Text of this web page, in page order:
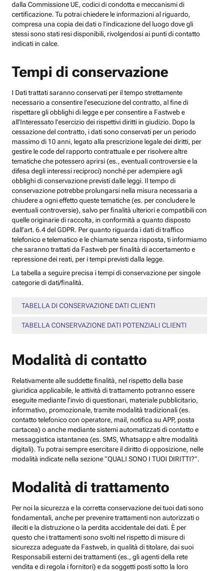
dalla Commissione UE, codici di condotta e meccanismi di
certificazione. Tu potrai chiedere le informazioni al riguardo,
compresa una copia dei dati o l’indicazione del luogo dove gli
stessi sono stati resi disponibili, rivolgendosi ai punti di contatto
indicati in calce.
Tempi di conservazione
I Dati trattati saranno conservati per il tempo strettamente
necessario a consentire l’esecuzione del contratto, al fine di
rispettare gli obblighi di legge e per consentire a Fastweb e
all’Interessato l’esercizio dei rispettivi diritti in giudizio. Dopo la
cessazione del contratto, i dati sono conservati per un periodo
massimo di 10 anni, legato alla prescrizione legale dei diritti, per
gestire le code del rapporto contrattuale e per risolvere altre
tematiche che potessero aprirsi (es., eventuali controversie e la
difesa degli interessi reciproci) nonché per adempiere agli
obblighi di conservazione previsti dalle leggi. Il tempo di
conservazione potrebbe prolungarsi nella misura necessaria a
chiudere a ogni effetto queste tematiche (es. per concludere le
eventuali controversie), salvo per finalità ulteriori e compatibili con
quelle originarie di raccolta, in conformità a quanto disposto
dall’art. 6.4 del GDPR. Per quanto riguarda i dati di traffico
telefonico e telematico e le chiamate senza risposta, ti informiamo
che saranno trattati da Fastweb per finalità di accertamento e
repressione dei reati, per i tempi previsti dalla legge.
La tabella a seguire precisa i tempi di conservazione per singole
categorie di dati/finalità.
TABELLA DI CONSERVAZIONE DATI CLIENTI
TABELLA CONSERVAZIONE DATI POTENZIALI CLIENTI
Modalità di contatto
Relativamente alle suddette finalità, nel rispetto della base
giuridica applicabile, le attività di trattamento potranno essere
eseguite mediante l’invio di questionari, materiale pubblicitario,
informativo, promozionale, tramite modalità tradizionali (es.
contatto telefonico con operatore, mail, notifica su APP, posta
cartacea) o anche mediante sistemi automatizzati di contatto e
messaggistica istantanea (es. SMS, Whatsapp e altre modalità
digitali). Tu potrai sempre esercitare il diritto di opposizione, nelle
modalità indicate nella sezione “QUALI SONO I TUOI DIRITTI?”.
Modalità di trattamento
Per noi la sicurezza e la corretta conservazione dei tuoi dati sono
fondamentali, anche per prevenire trattamenti non autorizzati o
illeciti e la distruzione o la perdita accidentale dei dati. È per
questo che i trattamenti sono svolti nel rispetto di misure di
sicurezza adeguate da Fastweb, in qualità di titolare, dai suoi
Responsabili esterni dei trattamenti (es., gli agenti della rete
vendita e di regola i fornitori) e da soggetti posti sotto la loro